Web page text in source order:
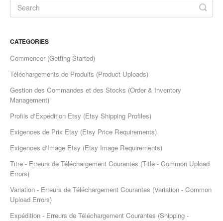
Walmart Integration
Contact
CATEGORIES
Commencer (Getting Started)
Téléchargements de Produits (Product Uploads)
Gestion des Commandes et des Stocks (Order & Inventory
Management)
Profils d'Expédition Etsy (Etsy Shipping Profiles)
Exigences de Prix Etsy (Etsy Price Requirements)
Exigences d'Image Etsy (Etsy Image Requirements)
Titre - Erreurs de Téléchargement Courantes (Title - Common Upload
Errors)
Variation - Erreurs de Téléchargement Courantes (Variation - Common
Upload Errors)
Expédition - Erreurs de Téléchargement Courantes (Shipping -